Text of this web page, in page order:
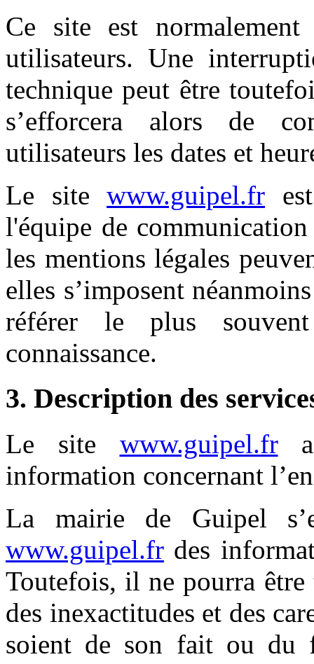
Ce site est
utilisateurs. Une
technique peut être
s’efforcera alors de
utilisateurs les dates et
Le site www.guipel.fr
l'équipe de
les mentions légales
elles s’imposent
référer le plus
connaissance.
3. Description des
Le site www.guipel.fra
information concernant
La mairie de Guipel
www.guipel.fr des
Toutefois, il ne pourra être
des inexactitudes et des
soient de son fait ou du